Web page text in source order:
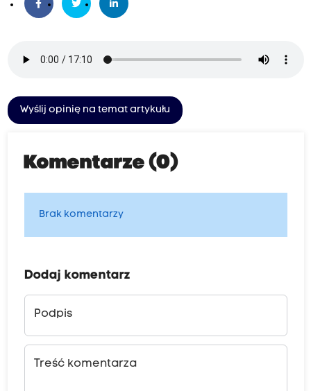
Wyślij opinię na temat artykułu
Komentarze (0)
Brak komentarzy
Dodaj komentarz
Podpis
Treść komentarza